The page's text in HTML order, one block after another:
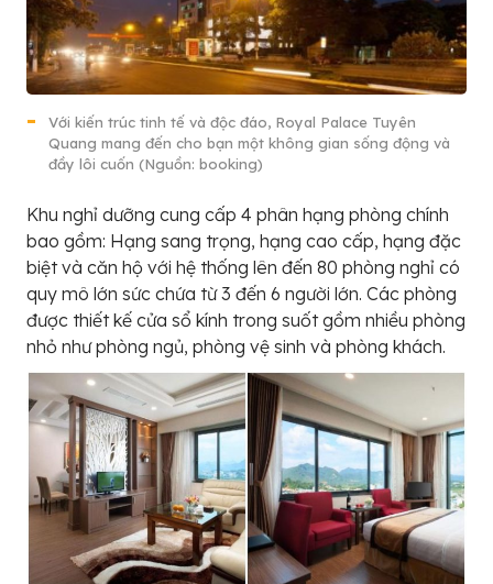
Với kiến trúc tinh tế và độc đáo, Royal Palace Tuyên
Quang mang đến cho bạn một không gian sống động và
đầy lôi cuốn (Nguồn: booking)
Khu nghỉ dưỡng cung cấp 4 phân hạng phòng chính
bao gồm: Hạng sang trọng, hạng cao cấp, hạng đặc
biệt và căn hộ với hệ thống lên đến 80 phòng nghỉ có
quy mô lớn sức chứa từ 3 đến 6 người lớn. Các phòng
được thiết kế cửa sổ kính trong suốt gồm nhiều phòng
nhỏ như phòng ngủ, phòng vệ sinh và phòng khách.